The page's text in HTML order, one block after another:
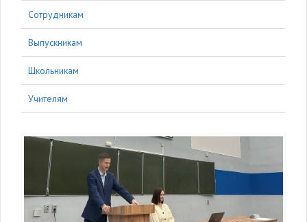
Сотрудникам
Выпускникам
Школьникам
Учителям